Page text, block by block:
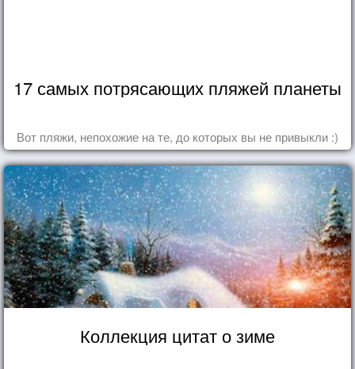
17 самых потрясающих пляжей планеты
Вот пляжи, непохожие на те, до которых вы не привыкли :)
Коллекция цитат о зиме